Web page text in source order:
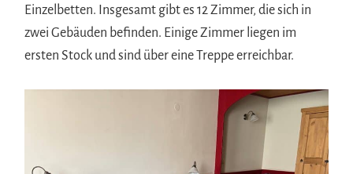
Einzelbetten. Insgesamt gibt es 12 Zimmer, die sich in
zwei Gebäuden befinden. Einige Zimmer liegen im
ersten Stock und sind über eine Treppe erreichbar.